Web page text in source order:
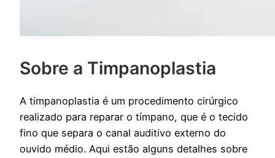
Sobre a Timpanoplastia
A timpanoplastia é um procedimento cirúrgico
realizado para reparar o tímpano, que é o tecido
fino que separa o canal auditivo externo do
ouvido médio. Aqui estão alguns detalhes sobre